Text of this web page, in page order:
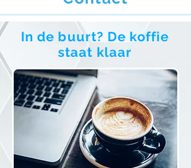
In de buurt? De koffie
staat klaar